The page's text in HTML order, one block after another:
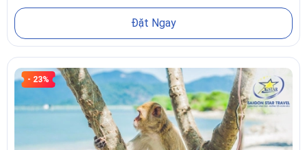
Đặt Ngay
- 23%